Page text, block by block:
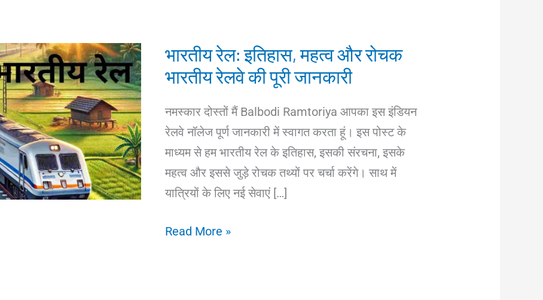
भारतीय रेल: इतिहास, महत्व और रोचक
भारतीय रेलवे की पूरी जानकारी
नमस्कार दोस्तों मैं Balbodi Ramtoriya आपका इस इंडियन
रेलवे नॉलेज पूर्ण जानकारी में स्वागत करता हूं। इस पोस्ट के
माध्यम से हम भारतीय रेल के इतिहास, इसकी संरचना, इसके
महत्व और इससे जुड़े रोचक तथ्यों पर चर्चा करेंगे। साथ में
यात्रियों के लिए नई सेवाएं […]
भारतीय
Read More »